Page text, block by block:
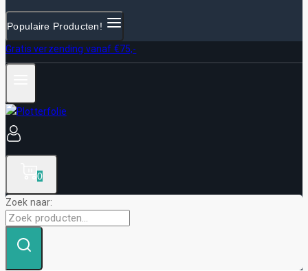
Populaire Producten!
Gratis verzending vanaf €75,-
0
Zoek naar: